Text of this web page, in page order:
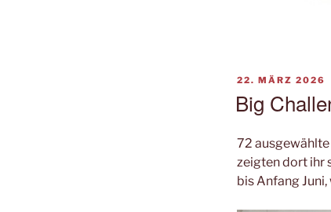
22. MÄRZ 2026
Big
72
zeigten dort ihr
bis Anfang